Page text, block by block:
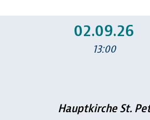
02.09.26
13:00
Hauptkirche St.